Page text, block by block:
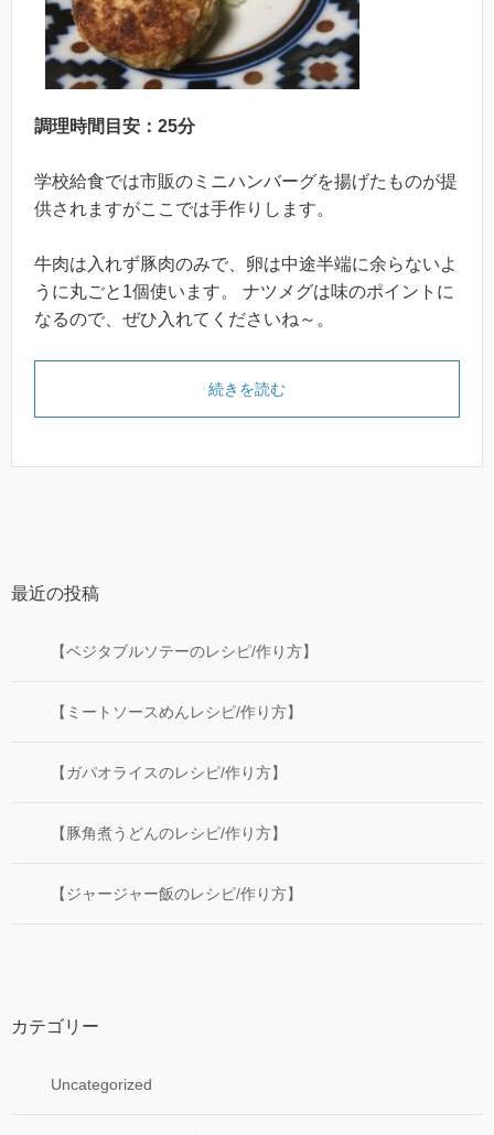
調理時間目安：25分
学校給食では市販のミニハンバーグを揚げたものが提
供されますがここでは手作りします。
牛肉は入れず豚肉のみで、卵は中途半端に余らないよ
うに丸ごと1個使います。 ナツメグは味のポイントに
なるので、ぜひ入れてくださいね～。
続きを読む
最近の投稿
【ベジタブルソテーのレシピ/作り方】
【ミートソースめんレシピ/作り方】
【ガパオライスのレシピ/作り方】
【豚角煮うどんのレシピ/作り方】
【ジャージャー飯のレシピ/作り方】
カテゴリー
Uncategorized